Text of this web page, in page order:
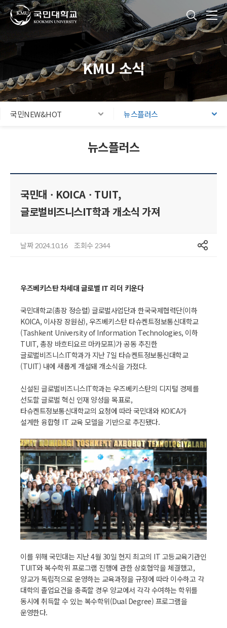
주메뉴 바로가기
본문내용 바로가기
푸터 바로가기
국민대학교
KMU 소식
국민NEW&HOT 뉴스플러스
뉴스플러스
국민대ㆍKOICAㆍTUIT,
글로벌비즈니스IT학과 개소식 가져
날짜 2024.10.16 조회수 2344 공유
우즈베키스탄 차세대 글로벌 IT 리더 키운다
국민대학교(총장 정승렬) 글로벌사업단과 한국국제협력단(이하
KOICA, 이사장 장원삼), 우즈베키스탄 타슈켄트정보통신대학교
(Tashkent University of Information Technologies, 이하
TUIT, 총장 바흐티요르 마카모프)가 공동 추진한
글로벌비즈니스IT학과가 지난 7일 타슈켄트정보통신대학교
(TUIT) 내에 새롭게 개설돼 개소식을 가졌다.
신설된 글로벌비즈니스IT학과는 우즈베키스탄의 디지털 경제를
선도할 글로벌 혁신 인재 양성을 목표로,
타슈켄트정보통신대학교의 요청에 따라 국민대와 KOICA가
설계한 융합형 IT 교육 모델을 기반으로 추진됐다.
이를 위해 국민대는 지난 4월 30일 현지 최고의 IT 고등교육기관인
TUIT와 복수학위 프로그램 진행에 관한 상호협약을 체결했고,
양교가 독립적으로 운영하는 교육과정을 규정에 따라 이수하고 각
대학의 졸업요건을 충족할 경우 양교에서 각각 수여하는 학위를
동시에 취득할 수 있는 복수학위(Dual Degree) 프로그램을
운영한다.